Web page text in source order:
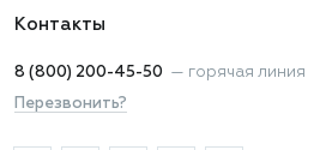
Контакты
8 (800) 200-45-50 — горячая линия
Перезвонить?